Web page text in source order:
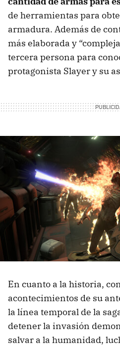
de herramientas para
armadura. Además de
más elaborada y
tercera persona para
protagonista Slayer y su
En cuanto a la historia,
acontecimientos de su
la línea temporal de la
detener la invasión
salvar a la humanidad,